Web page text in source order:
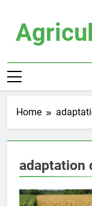
content
Home
adaptation